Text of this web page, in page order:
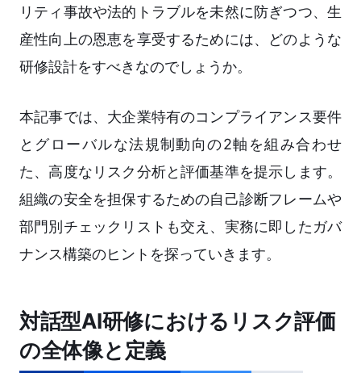
リティ事故や法的トラブルを未然に防ぎつつ、生
産性向上の恩恵を享受するためには、どのような
研修設計をすべきなのでしょうか。
本記事では、大企業特有のコンプライアンス要件
とグローバルな法規制動向の2軸を組み合わせ
た、高度なリスク分析と評価基準を提示します。
組織の安全を担保するための自己診断フレームや
部門別チェックリストも交え、実務に即したガバ
ナンス構築のヒントを探っていきます。
対話型AI研修におけるリスク評価
の全体像と定義